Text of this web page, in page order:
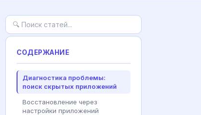
СОДЕРЖАНИЕ
Диагностика проблемы:
поиск скрытых приложений
Восстановление через
настройки приложений